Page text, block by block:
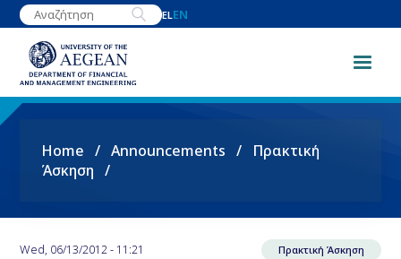
Skip
to
content
ELEN
Breadcrumb
Home Announcements
Πρακτική
Άσκηση
Wed, 06/13/2012 - 11:21 Πρακτική Άσκηση